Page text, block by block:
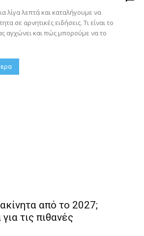
λίγα λεπτά και καταλήγουμε να
σε αρνητικές ειδήσεις. Τι είναι το
αγχώνει και πώς μπορούμε να το
από το 2027;
τις πιθανές